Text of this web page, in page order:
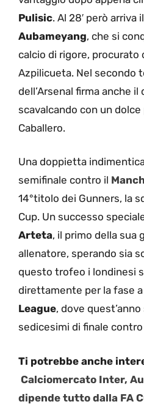
Pulisic. Al 28′ però arriva
Aubameyang, che si
calcio di rigore, procurato
Azpilicueta. Nel secondo
dell’Arsenal firma anche il
scavalcando con un
Caballero.
Una doppietta
semifinale contro il
14°titolo dei Gunners, la
Cup. Un successo
Arteta, il primo della sua
allenatore, sperando sia
questo trofeo i londinesi
direttamente per la fase
League, dove
sedicesimi di finale contro
Ti potrebbe anche
Calciomercato Inter,
dipende tutto dalla FA